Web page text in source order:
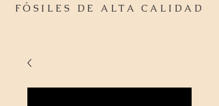
FÓSILES DE ALTA CALIDAD